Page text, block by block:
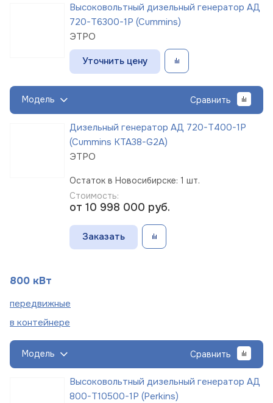
Высоковольтный дизельный генератор АД
720-Т6300-1Р (Cummins)
ЭТРО
Уточнить цену
Модель Сравнить
Дизельный генератор АД 720-Т400-1Р
(Cummins KTA38-G2A)
ЭТРО
Остаток в Новосибирске: 1 шт.
Стоимость:
от 10 998 000 руб.
Заказать
800 кВт
передвижные
в контейнере
Модель Сравнить
Высоковольтный дизельный генератор АД
800-Т10500-1Р (Perkins)